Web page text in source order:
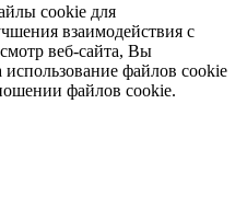
cookie для
взаимодействия с
веб-сайта, Вы
использование файлов cookie
файлов cookie.